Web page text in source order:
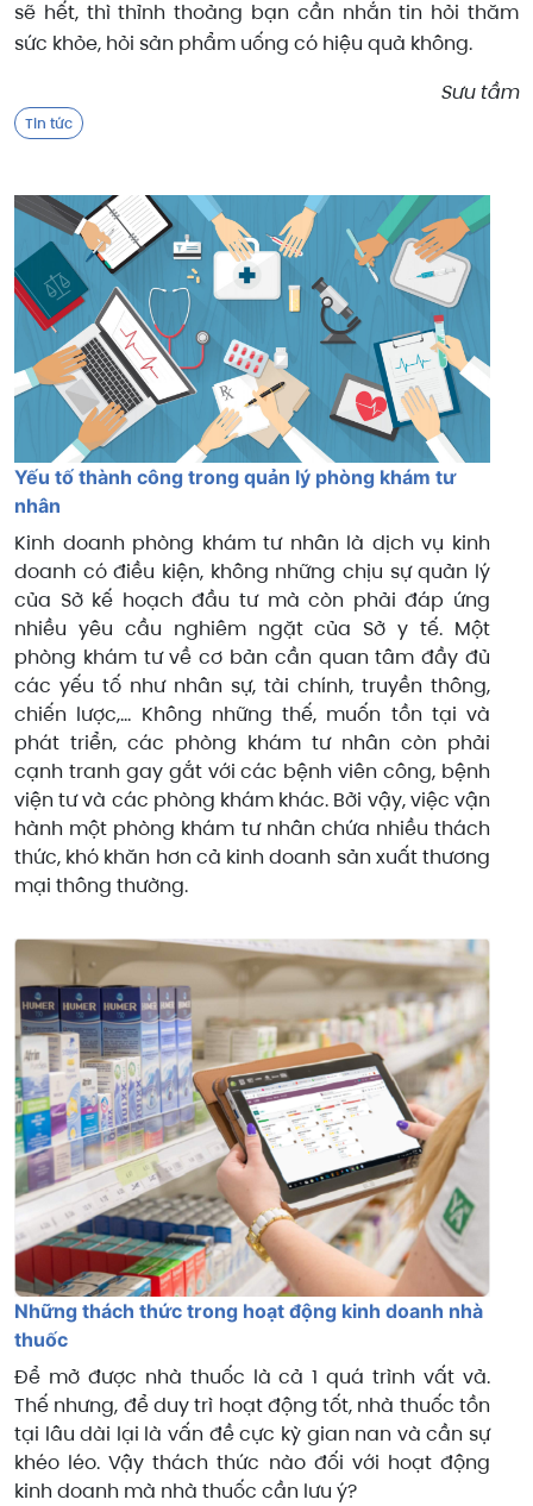
sẽ hết, thì thỉnh thoảng bạn cần nhắn tin hỏi thăm
sức khỏe, hỏi sản phẩm uống có hiệu quả không.
Sưu tầm
Tin tức
Yếu tố thành công trong quản lý phòng khám tư
nhân
Kinh doanh phòng khám tư nhân là dịch vụ kinh
doanh có điều kiện, không những chịu sự quản lý
của Sở kế hoạch đầu tư mà còn phải đáp ứng
nhiều yêu cầu nghiêm ngặt của Sở y tế. Một
phòng khám tư về cơ bản cần quan tâm đầy đủ
các yếu tố như nhân sự, tài chính, truyền thông,
chiến lược,… Không những thế, muốn tồn tại và
phát triển, các phòng khám tư nhân còn phải
cạnh tranh gay gắt với các bệnh viên công, bệnh
viện tư và các phòng khám khác. Bởi vậy, việc vận
hành một phòng khám tư nhân chứa nhiều thách
thức, khó khăn hơn cả kinh doanh sản xuất thương
mại thông thường.
Những thách thức trong hoạt động kinh doanh nhà
thuốc
Để mở được nhà thuốc là cả 1 quá trình vất vả.
Thế nhưng, để duy trì hoạt động tốt, nhà thuốc tồn
tại lâu dài lại là vấn đề cực kỳ gian nan và cần sự
khéo léo. Vậy thách thức nào đối với hoạt động
kinh doanh mà nhà thuốc cần lưu ý?